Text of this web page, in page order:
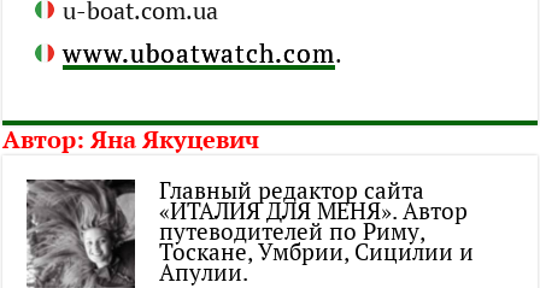
u-boat.com.ua
www.uboatwatch.com.
Автор:Яна Якуцевич
Главный редактор сайта
«ИТАЛИЯ ДЛЯ МЕНЯ». Автор
путеводителей по Риму,
Тоскане, Умбрии, Сицилии и
Апулии.